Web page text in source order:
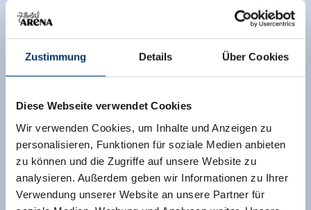
Zustimmung Details Über Cookies
Diese Webseite verwendet Cookies
Wir verwenden Cookies, um Inhalte und Anzeigen zu
personalisieren, Funktionen für soziale Medien anbieten
zu können und die Zugriffe auf unsere Website zu
analysieren. Außerdem geben wir Informationen zu Ihrer
Verwendung unserer Website an unsere Partner für